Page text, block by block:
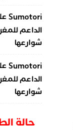
Sumotori
الداعم
شوارعها
Sumotori
الداعم
شوارعها
حالة